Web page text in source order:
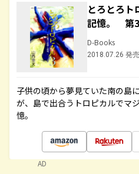
とろとろ
記憶。 第
D-Books
2018.07.26 発売
子供の頃から夢見ていた南の島
が、島で出合うトロピカルでマ
憶。
AD